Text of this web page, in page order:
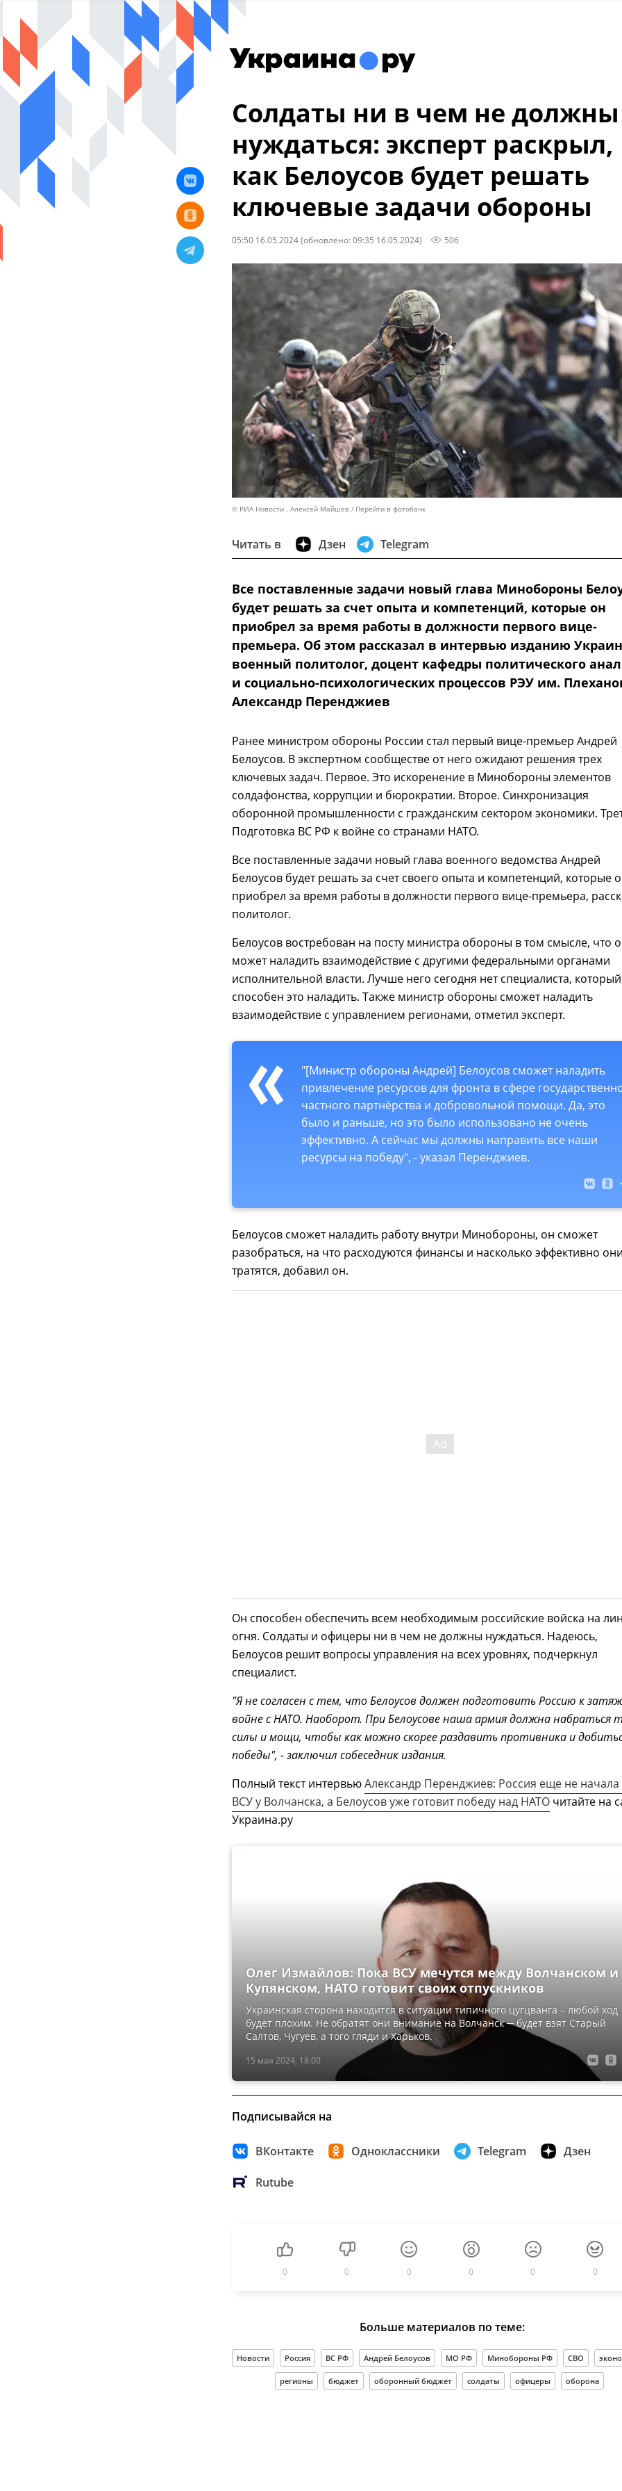
Солдаты ни в чем не должны
нуждаться: эксперт раскрыл,
как Белоусов будет решать
ключевые задачи обороны
05:50 16.05.2024(обновлено: 09:35 16.05.2024) 506
© РИА Новости . Алексей Майшев Перейти в фотобанк
Читать в Дзен Telegram
Все поставленные задачи новый глава Минобороны
будет решать за счет опыта и компетенций, которые он
приобрел за время работы в должности первого вице-
премьера. Об этом рассказал в интервью изданию
военный политолог, доцент кафедры политического
и социально-психологических процессов РЭУ им.
Александр Перенджиев
Ранее министром обороны России стал первый вице-премьер Андрей
Белоусов. В экспертном сообществе от него ожидают решения трех
ключевых задач. Первое. Это искоренение в Минобороны элементов
солдафонства, коррупции и бюрократии. Второе. Синхронизация
оборонной промышленности с гражданским сектором экономики.
Подготовка ВС РФ к войне со странами НАТО.
Все поставленные задачи новый глава военного ведомства Андрей
Белоусов будет решать за счет своего опыта и компетенций, которые
приобрел за время работы в должности первого вице-премьера,
политолог.
Белоусов востребован на посту министра обороны в том смысле, что
может наладить взаимодействие с другими федеральными органами
исполнительной власти. Лучше него сегодня нет специалиста, который
способен это наладить. Также министр обороны сможет наладить
взаимодействие с управлением регионами, отметил эксперт.
"[Министр обороны Андрей] Белоусов сможет наладить
привлечение ресурсов для фронта в сфере
частного партнёрства и добровольной помощи. Да, это
было и раньше, но это было использовано не очень
эффективно. А сейчас мы должны направить все наши
ресурсы на победу", - указал Перенджиев.
Белоусов сможет наладить работу внутри Минобороны, он сможет
разобраться, на что расходуются финансы и насколько эффективно
тратятся, добавил он.
Он способен обеспечить всем необходимым российские войска на
огня. Солдаты и офицеры ни в чем не должны нуждаться. Надеюсь,
Белоусов решит вопросы управления на всех уровнях, подчеркнул
специалист.
"Я не согласен с тем, что Белоусов должен подготовить Россию к
войне с НАТО. Наоборот. При Белоусове наша армия должна набраться
силы и мощи, чтобы как можно скорее раздавить противника и
победы", - заключил собеседник издания.
Полный текст интервьюАлександр Перенджиев: Россия еще не начала
ВСУ у Волчанска, а Белоусов уже готовит победу над НАТО читайте на
Украина.ру
15 мая 2024, 18:00
Олег Измайлов: Пока ВСУ мечутся между Волчанском и
Купянском, НАТО готовит своих отпускников
Украинская сторона находится в ситуации типичного цугцванга – любой ход
будет плохим. Не обратят они внимание на Волчанск ─ будет взят Старый
Салтов, Чугуев, а того гляди и Харьков.
Подписывайся на
ВКонтакте Одноклассники Telegram Дзен
Rutube
0 0 0 0 0 0
Больше материалов по теме:
Новости Россия ВС РФ Андрей Белоусов МО РФ Минобороны РФ СВО
регионы бюджет оборонный бюджет солдаты офицеры оборона